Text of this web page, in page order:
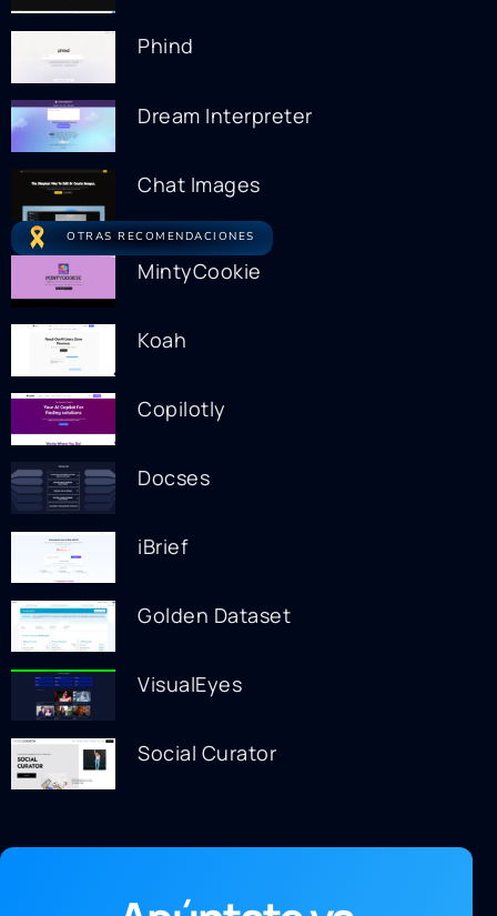
Phind
Dream Interpreter
Chat Images
OTRAS RECOMENDACIONES
MintyCookie
Koah
Copilotly
Docses
iBrief
Golden Dataset
VisualEyes
Social Curator